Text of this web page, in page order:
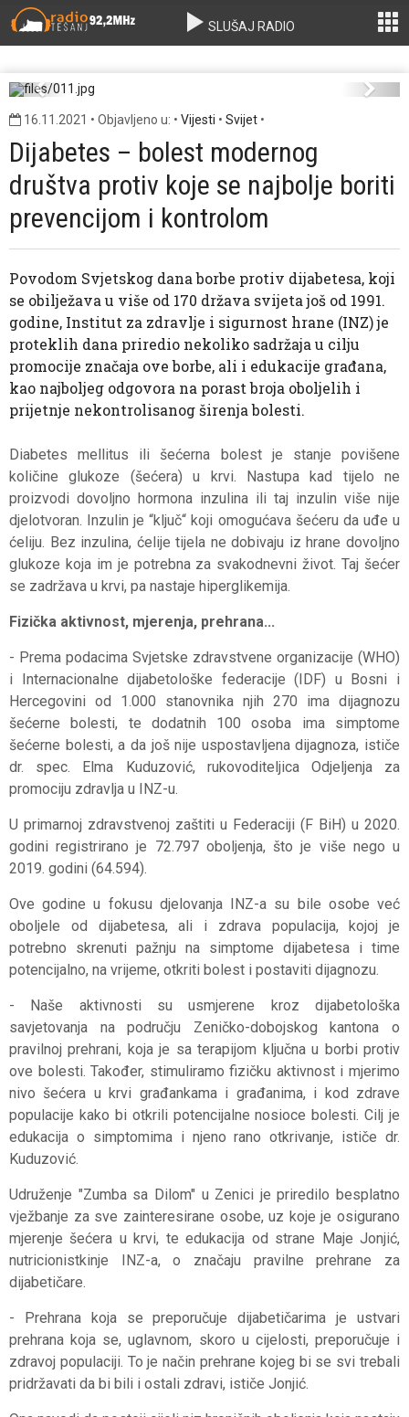
SLUŠAJ RADIO
Previous Next
16.11.2021 • Objavljeno u: • Vijesti • Svijet •
Dijabetes – bolest modernog
društva protiv koje se najbolje boriti
prevencijom i kontrolom
Povodom Svjetskog dana borbe protiv dijabetesa, koji
se obilježava u više od 170 država svijeta još od 1991.
godine, Institut za zdravlje i sigurnost hrane (INZ) je
proteklih dana priredio nekoliko sadržaja u cilju
promocije značaja ove borbe, ali i edukacije građana,
kao najboljeg odgovora na porast broja oboljelih i
prijetnje nekontrolisanog širenja bolesti.
Diabetes mellitus ili šećerna bolest je stanje povišene
količine glukoze (šećera) u krvi. Nastupa kad tijelo ne
proizvodi dovoljno hormona inzulina ili taj inzulin više nije
djelotvoran. Inzulin je “ključ“ koji omogućava šećeru da uđe u
ćeliju. Bez inzulina, ćelije tijela ne dobivaju iz hrane dovoljno
glukoze koja im je potrebna za svakodnevni život. Taj šećer
se zadržava u krvi, pa nastaje hiperglikemija.
Fizička aktivnost, mjerenja, prehrana...
- Prema podacima Svjetske zdravstvene organizacije (WHO)
i Internacionalne dijabetološke federacije (IDF) u Bosni i
Hercegovini od 1.000 stanovnika njih 270 ima dijagnozu
šećerne bolesti, te dodatnih 100 osoba ima simptome
šećerne bolesti, a da još nije uspostavljena dijagnoza, ističe
dr. spec. Elma Kuduzović, rukovoditeljica Odjeljenja za
promociju zdravlja u INZ-u.
U primarnoj zdravstvenoj zaštiti u Federaciji (F BiH) u 2020.
godini registrirano je 72.797 oboljenja, što je više nego u
2019. godini (64.594).
Ove godine u fokusu djelovanja INZ-a su bile osobe već
oboljele od dijabetesa, ali i zdrava populacija, kojoj je
potrebno skrenuti pažnju na simptome dijabetesa i time
potencijalno, na vrijeme, otkriti bolest i postaviti dijagnozu.
- Naše aktivnosti su usmjerene kroz dijabetološka
savjetovanja na području Zeničko-dobojskog kantona o
pravilnoj prehrani, koja je sa terapijom ključna u borbi protiv
ove bolesti. Također, stimuliramo fizičku aktivnost i mjerimo
nivo šećera u krvi građankama i građanima, i kod zdrave
populacije kako bi otkrili potencijalne nosioce bolesti. Cilj je
edukacija o simptomima i njeno rano otkrivanje, ističe dr.
Kuduzović.
Udruženje "Zumba sa Dilom" u Zenici je priredilo besplatno
vježbanje za sve zainteresirane osobe, uz koje je osigurano
mjerenje šećera u krvi, te edukacija od strane Maje Jonjić,
nutricionistkinje INZ-a, o značaju pravilne prehrane za
dijabetičare.
- Prehrana koja se preporučuje dijabetičarima je ustvari
prehrana koja se, uglavnom, skoro u cijelosti, preporučuje i
zdravoj populaciji. To je način prehrane kojeg bi se svi trebali
pridržavati da bi bili i ostali zdravi, ističe Jonjić.